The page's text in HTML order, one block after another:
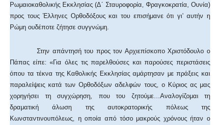
Ρωμαιοκαθολικής Εκκλησίας (Δ΄ Σταυροφορία, Φραγκοκρατία, Ουνία)
προς τους Έλληνες Ορθοδόξους και του επισήμανε ότι γι’ αυτήν η
Ρώμη ουδέποτε ζήτησε συγγνώμη.
Στην απάντησή του προς τον Αρχιεπίσκοπο Χριστόδουλο ο
Πάπας είπε: «Για όλες τις παρελθούσες και παρούσες περιστάσεις
όπου τα τέκνα της Καθολικής Εκκλησίας αμάρτησαν με πράξεις και
παραλείψεις κατά των Ορθοδόξων αδελφών τους, ο Κύριος ας μας
χορηγήσει τη συγχώρηση, που του ζητούμε…Αναλογίζομαι τη
δραματική άλωση της αυτοκρατορικής πόλεως της
Κωνσταντινουπόλεως, η οποία από τόσο μακρούς χρόνους ήταν ο